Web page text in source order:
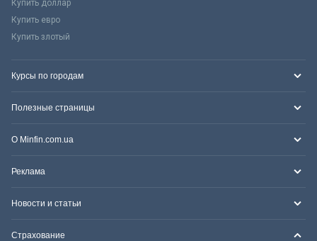
Купить доллар
Купить евро
Купить злотый
Курсы по городам
Полезные страницы
О Minfin.com.ua
Реклама
Новости и статьи
Страхование